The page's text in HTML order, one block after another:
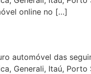
online no […]
automóvel das
Generali, Itaú, Porto